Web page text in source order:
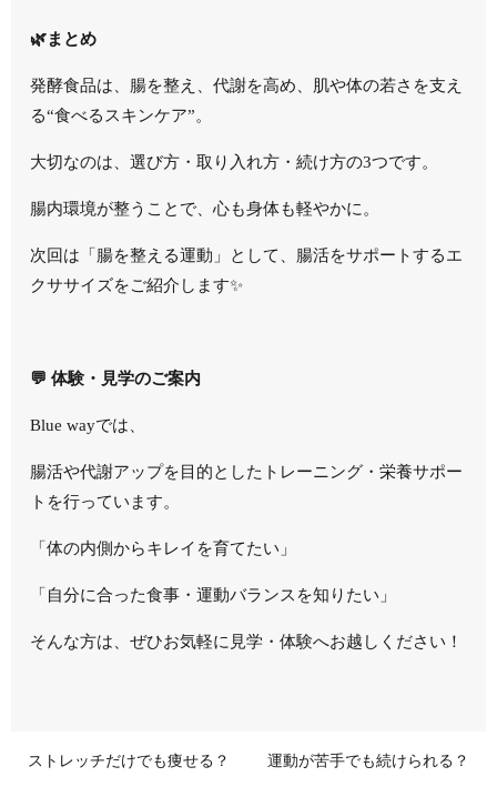
🌿まとめ
発酵食品は、腸を整え、代謝を高め、肌や体の若さを支え
る“食べるスキンケア”。
大切なのは、選び方・取り入れ方・続け方の3つです。
腸内環境が整うことで、心も身体も軽やかに。
次回は「腸を整える運動」として、腸活をサポートするエ
クササイズをご紹介します✨
💬 体験・見学のご案内
Blue wayでは、
腸活や代謝アップを目的としたトレーニング・栄養サポー
トを行っています。
「体の内側からキレイを育てたい」
「自分に合った食事・運動バランスを知りたい」
そんな方は、ぜひお気軽に見学・体験へお越しください！
ストレッチだけでも痩せる？ 運動が苦手でも続けられる？